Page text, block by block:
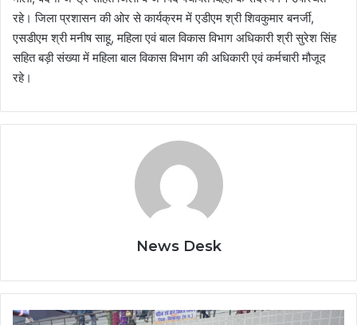
रहे। जिला प्रशासन की ओर से कार्यक्रम में एडीएम श्री शिवकुमार बनर्जी,
एसडीएम श्री मनीष साहू, महिला एवं बाल विकास विभाग अधिकारी श्री सुरेश सिंह
सहित बड़ी संख्या में महिला बाल विकास विभाग की अधिकारी एवं कर्मचारी मौजूद
रहे।
News Desk
मुख्यमंत्री